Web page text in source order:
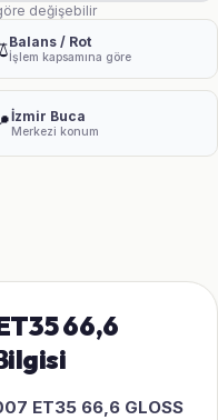
değişebilir
Balans / Rot
İşlem kapsamına göre
İzmir Buca
Merkezi konum
66,6
ET35 66,6 GLOSS